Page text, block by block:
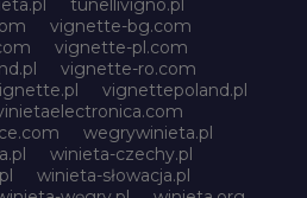
tunellivigno.pl
vignette-bg.com
vignette-pl.com
vignette-ro.com
vignettepoland.pl
wegrywinieta.pl
winieta-czechy.pl
winieta-słowacja.pl